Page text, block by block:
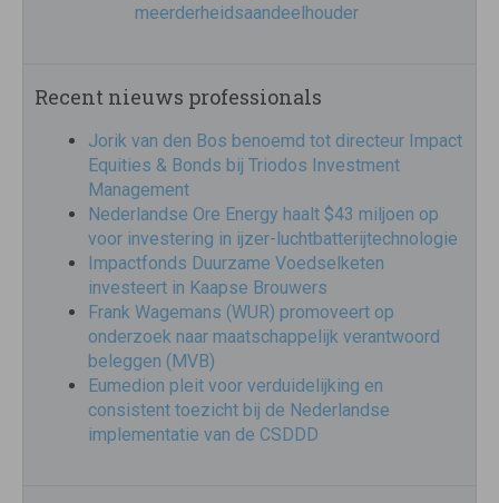
meerderheidsaandeelhouder
Recent nieuws professionals
Jorik van den Bos benoemd tot directeur Impact
Equities & Bonds bij Triodos Investment
Management
Nederlandse Ore Energy haalt $43 miljoen op
voor investering in ijzer-luchtbatterijtechnologie
Impactfonds Duurzame Voedselketen
investeert in Kaapse Brouwers
Frank Wagemans (WUR) promoveert op
onderzoek naar maatschappelijk verantwoord
beleggen (MVB)
Eumedion pleit voor verduidelijking en
consistent toezicht bij de Nederlandse
implementatie van de CSDDD